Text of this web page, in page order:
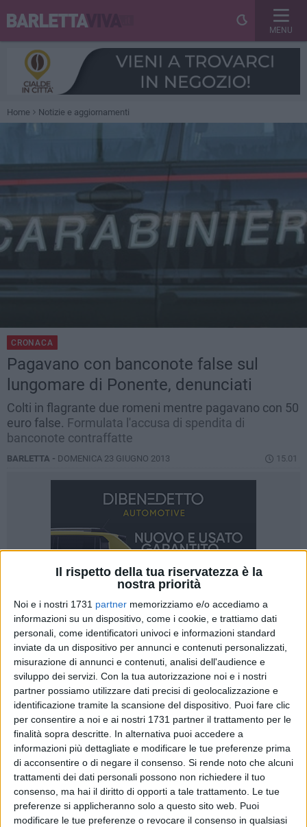
Il rispetto della tua riservatezza è la
nostra priorità
Noi e i nostri 1731 partner memorizziamo e/o accediamo a
informazioni su un dispositivo, come i cookie, e trattiamo dati
personali, come identificatori univoci e informazioni standard
inviate da un dispositivo per annunci e contenuti personalizzati,
misurazione di annunci e contenuti, analisi dell'audience e
sviluppo dei servizi. Con la tua autorizzazione noi e i nostri
partner possiamo utilizzare dati precisi di geolocalizzazione e
identificazione tramite la scansione del dispositivo. Puoi fare clic
per consentire a noi e ai nostri 1731 partner il trattamento per le
finalità sopra descritte. In alternativa puoi accedere a
informazioni più dettagliate e modificare le tue preferenze prima
di acconsentire o di negare il consenso. Si rende noto che alcuni
trattamenti dei dati personali possono non richiedere il tuo
consenso, ma hai il diritto di opporti a tale trattamento. Le tue
preferenze si applicheranno solo a questo sito web. Puoi
modificare le tue preferenze o revocare il consenso in qualsiasi
MENU
Home Notizie e aggiornamenti
CRONACA
Pagavano con banconote false sul
lungomare di Ponente, denunciati
Colti in flagrante due romeni mentre pagavano con 50
euro false. Formulata l'accusa di spendita di
banconote contraffatte
BARLETTA - DOMENICA 23 GIUGNO 2013 15.01
Avevano cercato di saldare il loro conto con i titolari di un
chiosco sito sulla litoranea di Ponente di Barletta con una
banconota da 50 euro falsa, ma il commerciante,
insospettito, ha allertato i carabinieri e denunciato. E'
successo ieri pomeriggio, protagonisti due giovani rumeni
sorpresi nell'atto di spendita di banconote contraffatte.